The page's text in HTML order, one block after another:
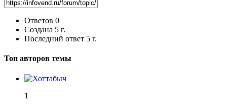
Ответов 0
Создана 5 г.
Последний ответ 5 г.
Топ авторов темы
1